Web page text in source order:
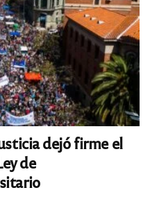
dejó firme el
de